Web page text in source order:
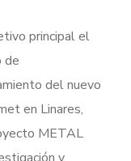
principal el
de
del nuevo
en Linares,
METAL